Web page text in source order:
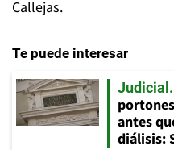
Callejas.
Te puede interesar
Judicial
antes
diálisis: